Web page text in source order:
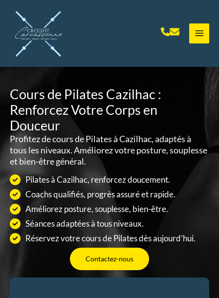
contenu
Cours de Pilates Cazilhac :
Renforcez Votre Corps en
Douceur
Profitez de cours de Pilates à Cazilhac, adaptés à
tous les niveaux. Améliorez votre posture, souplesse
et bien-être général.
Pilates à Cazilhac, renforcez doucement.
Coachs qualifiés, progrès assuré et rapide.
Améliorez posture, souplesse, bien-être.
Séances adaptées à tous niveaux.
Réservez votre cours de Pilates dès aujourd’hui.
Contactez-nous